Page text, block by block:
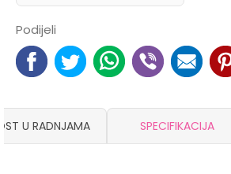
Podijeli
U RADNJAMA SPECIFIKACIJA